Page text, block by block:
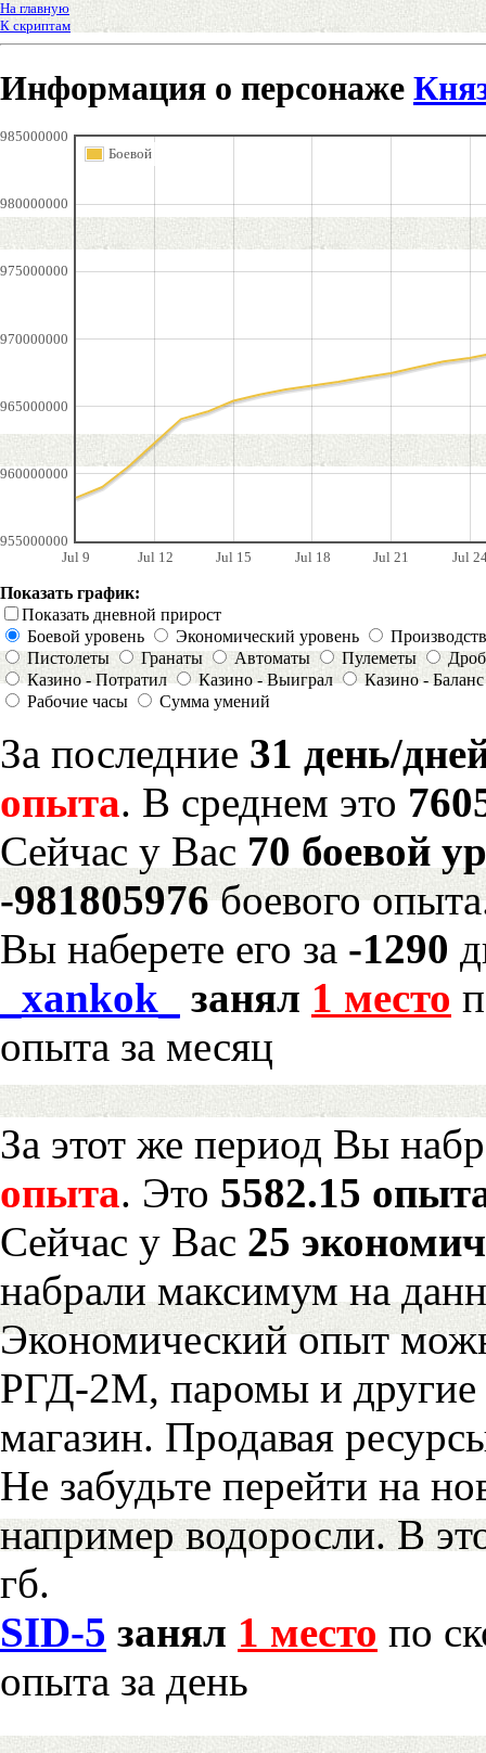
На главную
К скриптам
Информация о персонаже
Jul 9 Jul 12 Jul 15 Jul 18 Jul 21 Jul
955000000
960000000
965000000
970000000
975000000
980000000
985000000
Боевой
Показать график:
Показать дневной прирост
Боевой уровень
Экономический уровень
Пистолеты
Гранаты Автоматы Пулеметы
Казино - Потратил
Казино - Выиграл
Казино - Баланс
Рабочие часы
Сумма умений
За последние 31 день/
опыта. В среднем это
Сейчас у Вас 70 боевой
-981805976боевого
Вы наберете его за -1290
_xankok_
занял 1 место
опыта за месяц
За этот же период Вы
опыта. Это 5582.15
Сейчас у Вас 25
набрали максимум на
Экономический опыт
РГД-2М, паромы и другие
магазин. Продавая
Не забудьте перейти на
например водоросли. В
гб.
SID-5 занял 1 место по
опыта за день